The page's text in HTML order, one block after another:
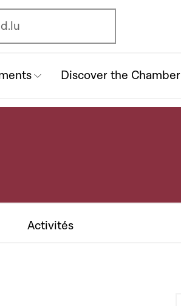
Discover the Chamber
Activités